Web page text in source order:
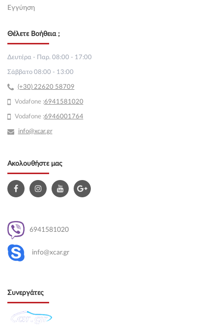
Εγγύηση
Θέλετε Βοήθεια ;
Δευτέρα - Παρ. 08:00 - 17:00
Σάββατο 08:00 - 13:00
(+30) 22620 58709
Vodafone :6941581020
Vodafone :6946001764
info@xcar.gr
Ακολουθήστε μας
6941581020
info@xcar.gr
Συνεργάτες